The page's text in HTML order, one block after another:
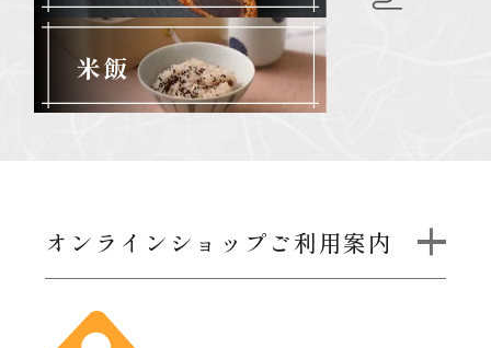
米飯
オンラインショップご利用案内